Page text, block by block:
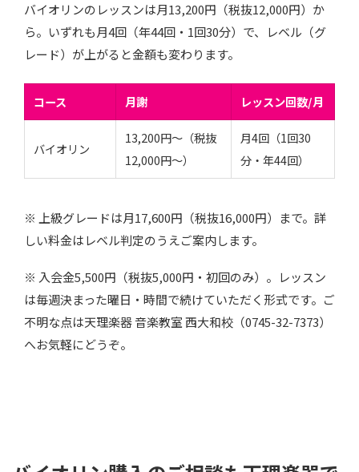
バイオリンのレッスンは月13,200円（税抜12,000円）か
ら。いずれも月4回（年44回・1回30分）で、レベル（グ
レード）が上がると金額も変わります。
コース 月謝 レッスン回数/月
バイオリン
13,200円〜（税抜
12,000円〜）
月4回（1回30
分・年44回）
※ 上級グレードは月17,600円（税抜16,000円）まで。詳
しい料金はレベル判定のうえご案内します。
※ 入会金5,500円（税抜5,000円・初回のみ）。レッスン
は毎週決まった曜日・時間で続けていただく形式です。ご
不明な点は天理楽器 音楽教室 西大和校（0745-32-7373）
へお気軽にどうぞ。